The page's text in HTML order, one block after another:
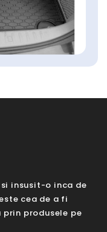
insusit-o inca de
cea de a fi
produsele pe